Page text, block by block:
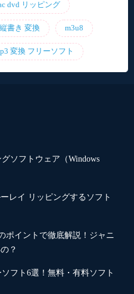
dvd リッピング
書き 変換 m3u8
変換 フリーソフト
ソフトウェア（Windows
レイ リッピングするソフト
ポイントで徹底解説！ジャニ
？
フト6選！無料・有料ソフト